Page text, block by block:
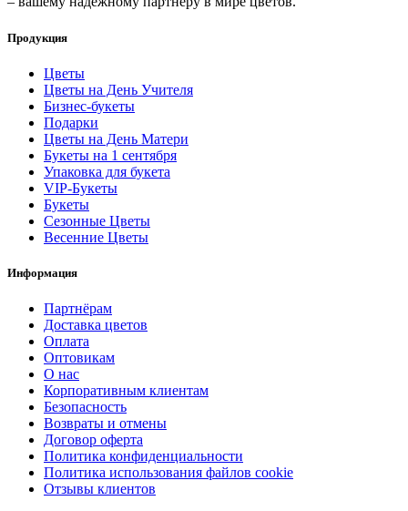
Продукция
Цветы
Цветы на День Учителя
Бизнес-букеты
Подарки
Цветы на День Матери
Букеты на 1 сентября
Упаковка для букета
VIP-Букеты
Букеты
Сезонные Цветы
Весенние Цветы
Информация
Партнёрам
Доставка цветов
Оплата
Оптовикам
О нас
Корпоративным клиентам
Безопасность
Возвраты и отмены
Договор оферта
Политика конфиденциальности
Политика использования файлов cookie
Отзывы клиентов